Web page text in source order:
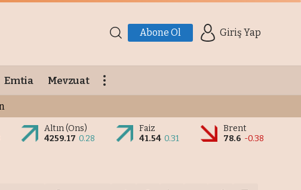
Abone Ol Giriş Yap
Emtia Mevzuat
Altın (Ons)
4259.17 0.28
Faiz
41.54 0.31
Brent
78.6 -0.38